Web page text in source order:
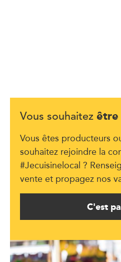
Vous souhaitez
Vous êtes producteurs
souhaitez rejoindre la
#Jecuisinelocal ?
vente et propagez nos
C'est